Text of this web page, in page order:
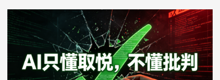
积木的顶端再添一块。 老贺将揭示了一个颠覆性的真相：那
些将AI用作“红队指挥官”、主动设计极端破坏性测试的团
队，才构建了无法被击穿的真实可靠性。如果您的AI测试报
告连续三个月零失败，这绝不是庆…